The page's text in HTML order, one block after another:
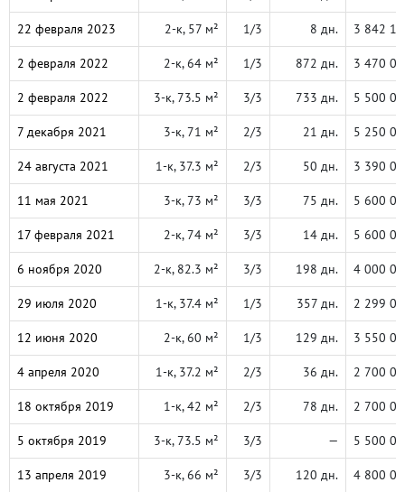
22 февраля 2023 2-к, 57 м² 1/3 8 дн. 3 842
2 февраля 2022 2-к, 64 м² 1/3 872 дн. 3 470
2 февраля 2022 3-к, 73.5 м² 3/3 733 дн. 5 500
7 декабря 2021 3-к, 71 м² 2/3 21 дн. 5 250
24 августа 2021 1-к, 37.3 м² 2/3 50 дн. 3 390
11 мая 2021 3-к, 73 м² 3/3 75 дн. 5 600
17 февраля 2021 2-к, 74 м² 3/3 14 дн. 5 600
6 ноября 2020 2-к, 82.3 м² 3/3 198 дн. 4 000
29 июля 2020 1-к, 37.4 м² 1/3 357 дн. 2 299
12 июня 2020 2-к, 60 м² 1/3 129 дн. 3 550
4 апреля 2020 1-к, 37.2 м² 2/3 36 дн. 2 700
18 октября 2019 1-к, 42 м² 2/3 78 дн. 2 700
5 октября 2019 3-к, 73.5 м² 3/3 — 5 500
13 апреля 2019 3-к, 66 м² 3/3 120 дн. 4 800